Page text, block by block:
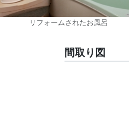
リフォームされたお風呂
間取り図